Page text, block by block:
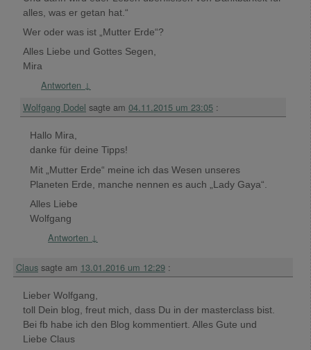
alles, was er getan hat.“
Wer oder was ist „Mutter Erde“?
Alles Liebe und Gottes Segen,
Mira
Antworten ↓
Wolfgang Dodel sagte am 04.11.2015 um 23:05 :
Hallo Mira,
danke für deine Tipps!
Mit „Mutter Erde“ meine ich das Wesen unseres
Planeten Erde, manche nennen es auch „Lady Gaya“.
Alles Liebe
Wolfgang
Antworten ↓
Claus sagte am 13.01.2016 um 12:29 :
Lieber Wolfgang,
toll Dein blog, freut mich, dass Du in der masterclass bist.
Bei fb habe ich den Blog kommentiert. Alles Gute und
Liebe Claus